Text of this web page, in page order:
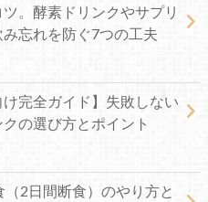
。酵素ドリンクやサプリ
み忘れを防ぐ7つの工夫
け完全ガイド】失敗しない
の選び方とポイント
（2日間断食）のやり方と